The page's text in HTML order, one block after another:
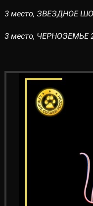
3 место, ЗВЕЗДНОЕ
3 место, ЧЕРНОЗЕМЬЕ